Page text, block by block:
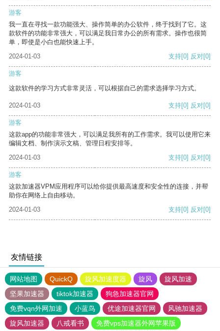
游客
我一直在寻找一款功能强大、操作简单的办公软件，终于找到了它。这
款软件的功能非常强大，可以满足我日常办公的所有需求。操作也很简
单，即使是小白也能快速上手。
2024-01-03
支持[0] 反对[0]
游客
这款软件的学习方式非常灵活，可以根据自己的需求选择学习方式。
2024-01-03 支持[0] 反对[0]
游客
这款app的功能非常强大，可以满足我所有的工作需求。我可以使用它来
编辑文档、制作演示文稿、管理日程安排等。
2024-01-03
支持[0] 反对[0]
游客
这款加速器VPM应用程序可以给你提供最高速度和安全性的连接，并帮
助你在网络上自由移动。
2024-01-03
支持[0] 反对[0]
友情链接
网站地图 QuickQ 旋风加速度器 旋风
旋风加速
坚果加速器
tiktok加速器
狗急加速器官网
免费vqn外网加速
小蓝鸟 优途加速器官网
风驰加速器
旋风加速器
八戒看书 免费vps加速器外网苹果版